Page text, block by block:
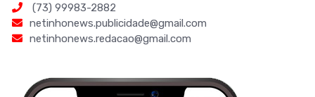
(73) 99983-2882
netinhonews.publicidade@gmail.com
netinhonews.redacao@gmail.com